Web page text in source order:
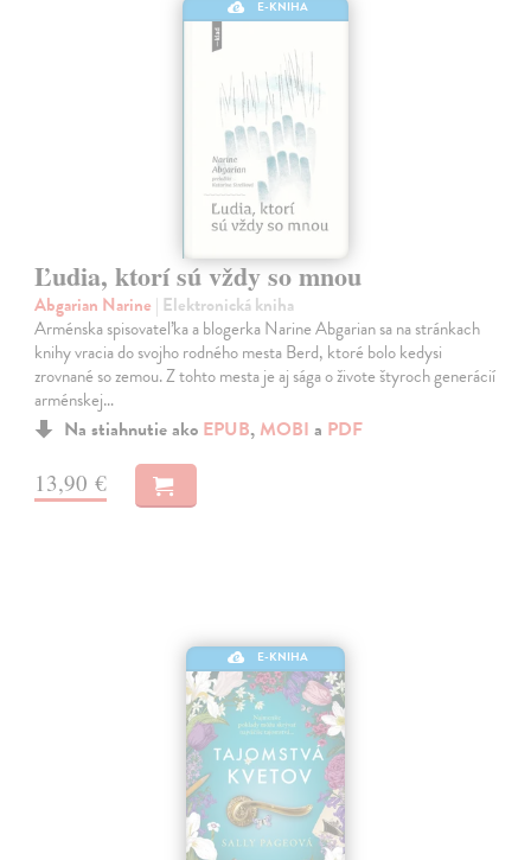
E-KNIHA
Ľudia, ktorí sú vždy so mnou
Abgarian Narine | Elektronická kniha
Arménska spisovateľka a blogerka Narine Abgarian sa na stránkach
knihy vracia do svojho rodného mesta Berd, ktoré bolo kedysi
zrovnané so zemou. Z tohto mesta je aj sága o živote štyroch generácií
arménskej…
Na stiahnutie ako EPUB, MOBI a PDF
13,90 €
E-KNIHA